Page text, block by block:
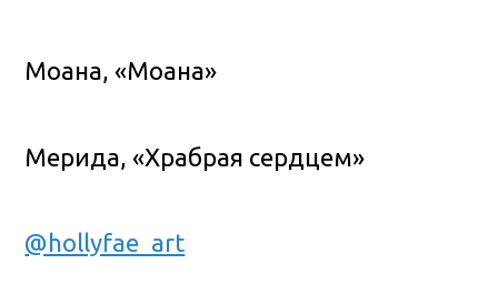
Моана, «Моана»
Мерида, «Храбрая сердцем»
@hollyfae_art